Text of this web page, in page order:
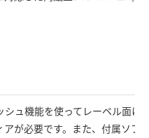
ュ機能を使ってレーベル面に
アが必要です。また、付属ソフ